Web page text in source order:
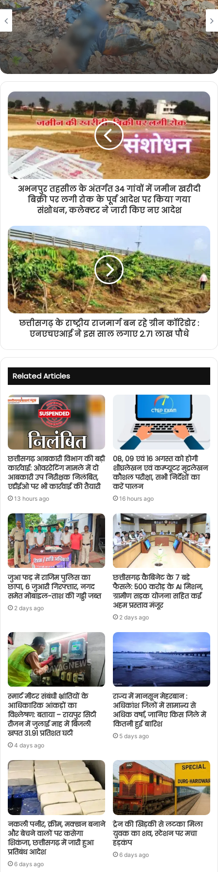
i
b
o
k
t
e
r
g
r
a
m
अपराध
April 16, 2026
राजिम ब्रेकिंग : जंगल में मिला लापता युवक
का शव, इस बात की आशंका, पुलिस जुटी जांच
में
अभनपुर तहसील के अंतर्गत 34 गांवों में जमीन खरीदी
बिक्री पर लगी रोक के पूर्व आदेश पर किया गया
संशोधन, कलेक्टर ने जारी किए नए आदेश
छत्तीसगढ़ के राष्ट्रीय राजमार्ग बन रहे ग्रीन कॉरिडोर :
एनएचएआई ने इस साल लगाए 2.71 लाख पौधे
Related Articles
छत्तीसगढ़ आबकारी विभाग की बड़ी
कार्रवाई: ओवररेटिंग मामले में दो
आबकारी उप निरीक्षक निलंबित,
एडीईओ पर भी कार्रवाई की तैयारी
13 hours ago
08, 09 एवं 16 अगस्त को होगी
शीघ्रलेखन एवं कम्प्यूटर मुद्रलेखन
कौशल परीक्षा, सभी निर्देशों का
करें पालन
16 hours ago
जुआ फड़ में राजिम पुलिस का
छापा, 6 जुआरी गिरफ्तार, नगद
समेत मोबाइल-ताश की गड्डी जब्त
2 days ago
छत्तीसगढ़ कैबिनेट के 7 बड़े
फैसले: 500 करोड़ के AI मिशन,
ग्रामीण सड़क योजना सहित कई
अहम प्रस्ताव मंजूर
2 days ago
स्मार्ट मीटर संबंधी भ्रांतियों के
आधिकारिक आंकड़ों का
विश्लेषण: बताया – रायपुर सिटी
रीजन में जुलाई माह में बिजली
खपत 31.91 प्रतिशत घटी
4 days ago
राज्य में मानसून मेहरबान :
अधिकांश जिलों में सामान्य से
अधिक वर्षा, जानिए किस जिले में
कितनी हुई बारिश
5 days ago
नकली पनीर, क्रीम, मक्खन बनाने
और बेचने वालों पर कसेगा
शिकंजा, छत्तीसगढ़ में जारी हुआ
प्रतिबंध आदेश
6 days ago
ट्रेन की खिड़की से लटका मिला
युवक का शव, स्टेशन पर मचा
हड़कंप
6 days ago